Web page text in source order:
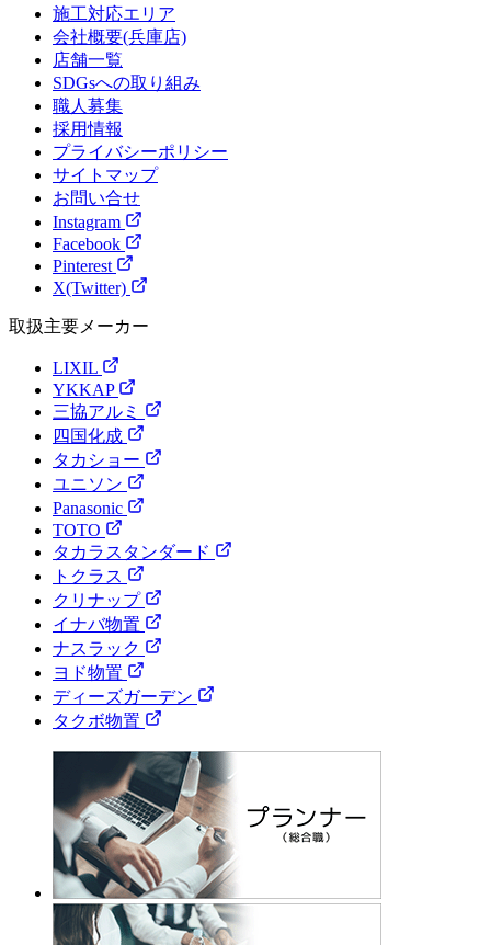
施工対応エリア
会社概要(兵庫店)
店舗一覧
SDGsへの取り組み
職人募集
採用情報
プライバシーポリシー
サイトマップ
お問い合せ
Instagram
Facebook
Pinterest
X(Twitter)
取扱主要メーカー
LIXIL
YKKAP
三協アルミ
四国化成
タカショー
ユニソン
Panasonic
TOTO
タカラスタンダード
トクラス
クリナップ
イナバ物置
ナスラック
ヨド物置
ディーズガーデン
タクボ物置